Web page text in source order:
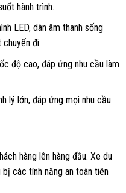
hành trình.
LED, dàn âm thanh sống
chuyến đi.
độ cao, đáp ứng nhu cầu làm
lý lớn, đáp ứng mọi nhu cầu
hàng lên hàng đầu. Xe du
các tính năng an toàn tiên